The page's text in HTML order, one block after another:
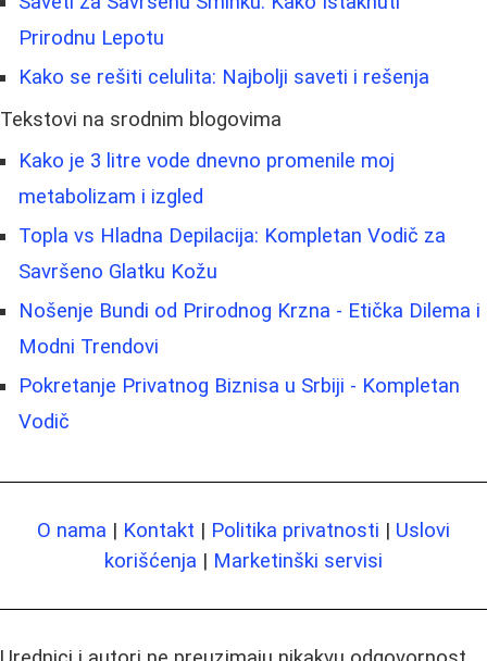
Prirodnu Lepotu
Kako se rešiti celulita: Najbolji saveti i rešenja
Tekstovi na srodnim blogovima
Kako je 3 litre vode dnevno promenile moj
metabolizam i izgled
Topla vs Hladna Depilacija: Kompletan Vodič za
Savršeno Glatku Kožu
Nošenje Bundi od Prirodnog Krzna - Etička Dilema i
Modni Trendovi
Pokretanje Privatnog Biznisa u Srbiji - Kompletan
Vodič
O nama | Kontakt | Politika privatnosti | Uslovi
korišćenja | Marketinški servisi